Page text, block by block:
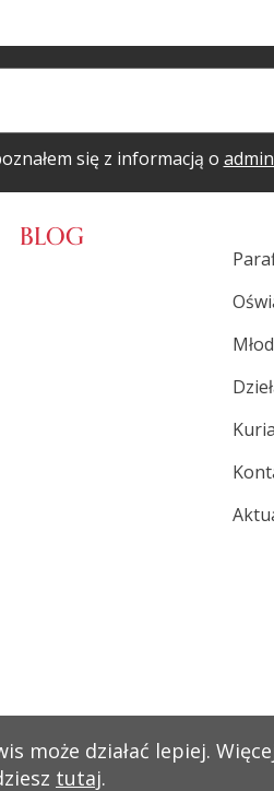
się z informacją o
BLOG
Kuria
może działać lepiej.
tutaj.